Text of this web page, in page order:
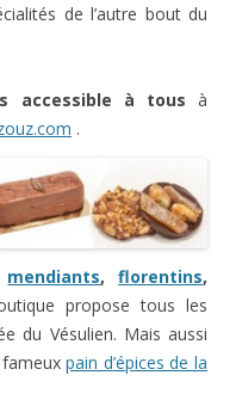
de l’autre bout du
accessible à tous à
.
mendiants,florentins,
propose tous les
du Vésulien. Mais aussi
fameuxpain d’épices de la